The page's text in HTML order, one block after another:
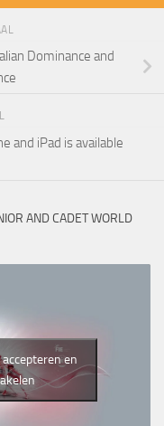
Dominance and
and iPad is available
AND CADET WORLD
en